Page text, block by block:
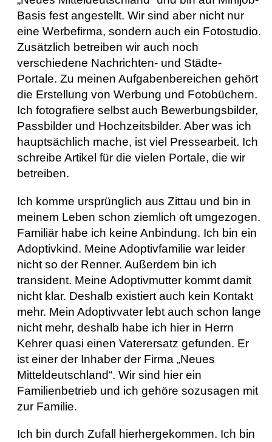
Basis fest angestellt. Wir sind aber nicht nur
eine Werbefirma, sondern auch ein Fotostudio.
Zusätzlich betreiben wir auch noch
verschiedene Nachrichten- und Städte-
Portale. Zu meinen Aufgabenbereichen gehört
die Erstellung von Werbung und Fotobüchern.
Ich fotografiere selbst auch Bewerbungsbilder,
Passbilder und Hochzeitsbilder. Aber was ich
hauptsächlich mache, ist viel Pressearbeit. Ich
schreibe Artikel für die vielen Portale, die wir
betreiben.
Ich komme ursprünglich aus Zittau und bin in
meinem Leben schon ziemlich oft umgezogen.
Familiär habe ich keine Anbindung. Ich bin ein
Adoptivkind. Meine Adoptivfamilie war leider
nicht so der Renner. Außerdem bin ich
transident. Meine Adoptivmutter kommt damit
nicht klar. Deshalb existiert auch kein Kontakt
mehr. Mein Adoptivvater lebt auch schon lange
nicht mehr, deshalb habe ich hier in Herrn
Kehrer quasi einen Vaterersatz gefunden. Er
ist einer der Inhaber der Firma „Neues
Mitteldeutschland“. Wir sind hier ein
Familienbetrieb und ich gehöre sozusagen mit
zur Familie.
Ich bin durch Zufall hierhergekommen. Ich bin